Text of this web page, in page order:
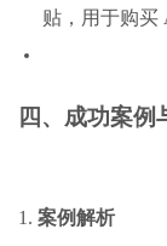
贴，用于购买
四、成功案例
1. 案例解析